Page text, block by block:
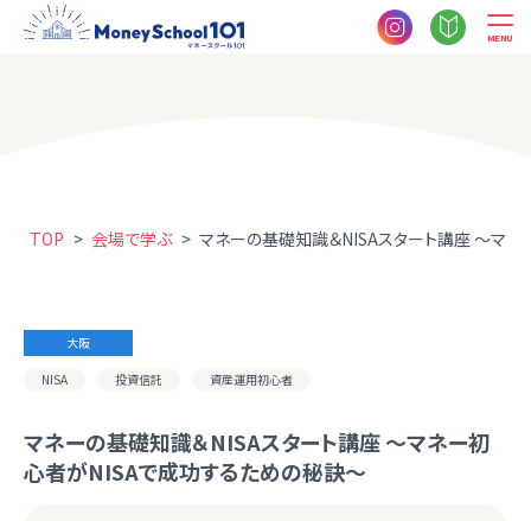
MENU
TOP > 会場で学ぶ > マネーの基礎知識＆NISAスタート講座 ～マ
大阪
NISA 投資信託 資産運用初心者
マネーの基礎知識＆NISAスタート講座 ～マネー初
心者がNISAで成功するための秘訣～